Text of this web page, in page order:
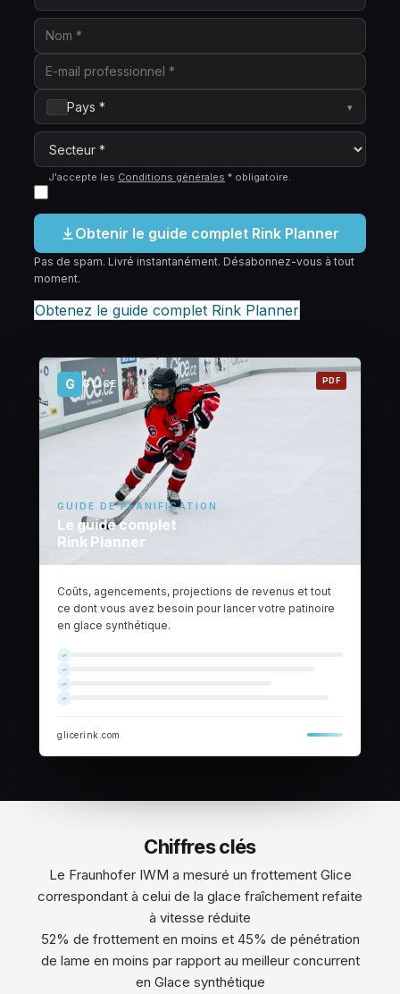
Pays * ▾
J'accepte les Conditions générales * obligatoire.
Obtenir le guide complet Rink Planner
Pas de spam. Livré instantanément. Désabonnez-vous à tout
moment.
Obtenez le guide complet Rink Planner
G GLICE
GUIDE DE PLANIFICATION
Le guide complet
Rink Planner
PDF
Coûts, agencements, projections de revenus et tout
ce dont vous avez besoin pour lancer votre patinoire
en glace synthétique.
glicerink.com
Chiffres clés
Le Fraunhofer IWM a mesuré un frottement Glice
correspondant à celui de la glace fraîchement refaite
à vitesse réduite
52% de frottement en moins et 45% de pénétration
de lame en moins par rapport au meilleur concurrent
en Glace synthétique